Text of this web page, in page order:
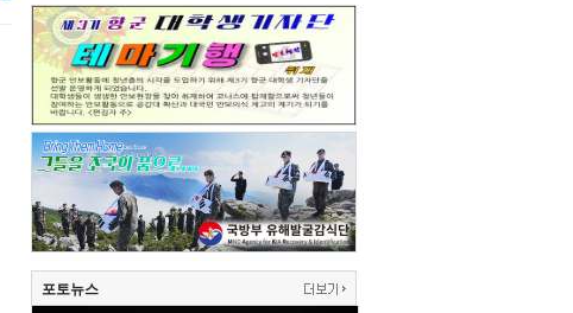
포토뉴스